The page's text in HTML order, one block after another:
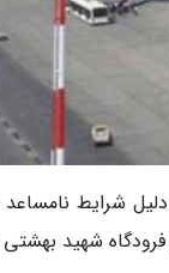
دلیل شرایط
شهید